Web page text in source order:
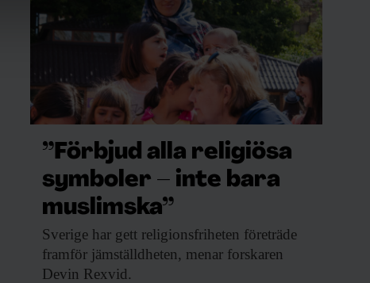
funktioner för
information från din enhet
tur kombinera informationen
deras tjänster.
”Förbjud alla religiösa
symboler – inte bara
muslimska”
Sverige har gett religionsfriheten företräde
framför jämställdheten, menar forskaren
Devin Rexvid.